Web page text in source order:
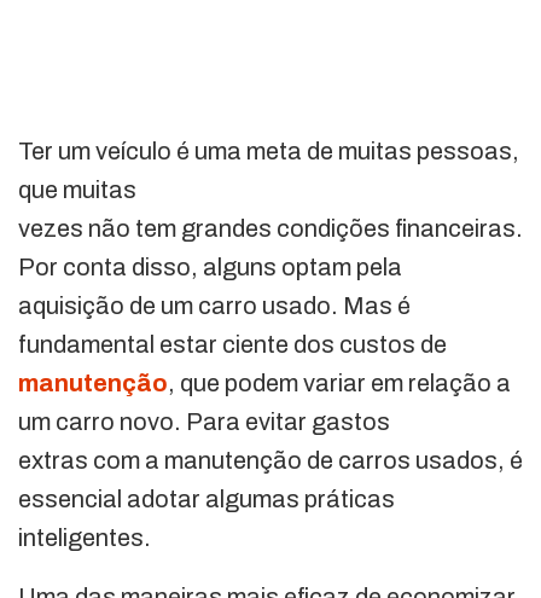
Ter um veículo é uma meta de muitas pessoas,
que muitas
vezes não tem grandes condições financeiras.
Por conta disso, alguns optam pela
aquisição de um carro usado. Mas é
fundamental estar ciente dos custos de
manutenção, que podem variar em relação a
um carro novo. Para evitar gastos
extras com a manutenção de carros usados, é
essencial adotar algumas práticas
inteligentes.